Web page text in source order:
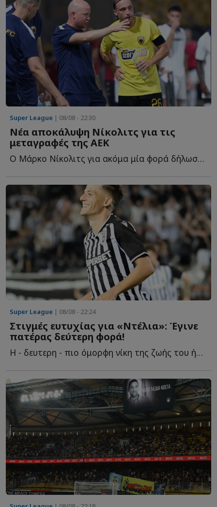
Super League | 08/08 - 22:30
Νέα αποκάλυψη Νίκολιτς για τις
μεταγραφές της ΑΕΚ
Ο Μάρκο Νίκολιτς για ακόμα μία φορά δήλωσε... θετικός γ...
Super League | 08/08 - 22:24
Στιγμές ευτυχίας για «Ντέλια»: Έγινε
πατέρας δεύτερη φορά!
Η - δευτερη - πιο όμορφη νίκη της ζωής του ήρθε μακριά α...